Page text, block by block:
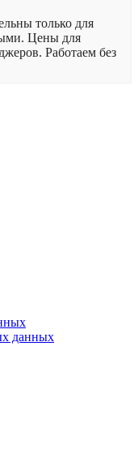
только для
Цены для
Работаем без
данных